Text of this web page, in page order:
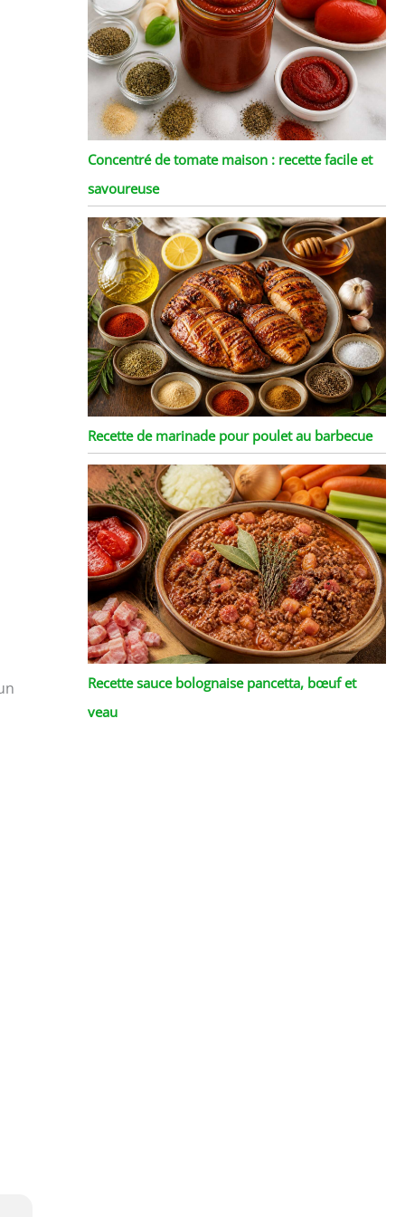
Concentré de tomate maison : recette facile et
savoureuse
Recette de marinade pour poulet au barbecue
Recette sauce bolognaise pancetta, bœuf et
veau